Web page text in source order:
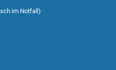
im Notfall)